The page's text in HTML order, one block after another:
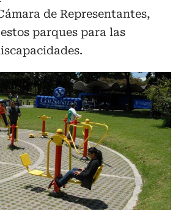
de Representantes,
parques para las